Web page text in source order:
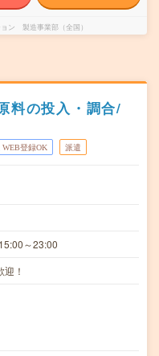
ン 製造事業部（全国）
料の投入・調合/
WEB登録OK 派遣
～23:00
！